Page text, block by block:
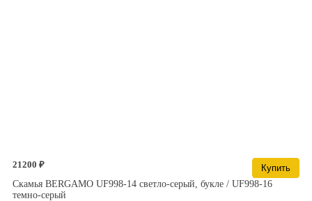
21200 ₽
Купить
Скамья BERGAMO UF998-14 светло-серый, букле / UF998-16
темно-серый